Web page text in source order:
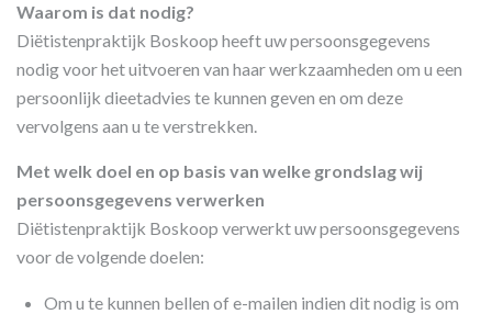
Waarom is dat nodig?
Diëtistenpraktijk Boskoop heeft uw persoonsgegevens
nodig voor het uitvoeren van haar werkzaamheden om u een
persoonlijk dieetadvies te kunnen geven en om deze
vervolgens aan u te verstrekken.
Met welk doel en op basis van welke grondslag wij
persoonsgegevens verwerken
Diëtistenpraktijk Boskoop verwerkt uw persoonsgegevens
voor de volgende doelen:
Om u te kunnen bellen of e-mailen indien dit nodig is om